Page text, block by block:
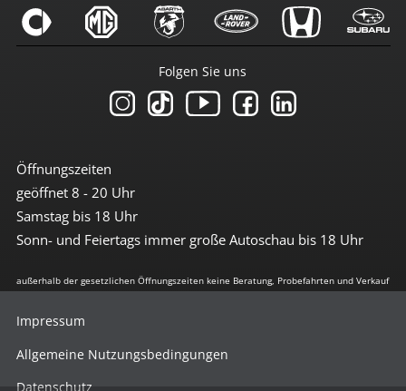
Öffnungszeiten
geöffnet 8 - 20 Uhr
Samstag bis 18 Uhr
Sonn- und Feiertags immer große Autoschau bis 18 Uhr
Folgen Sie uns
außerhalb der gesetzlichen Öffnungszeiten keine Beratung, Probefahrten und Verkauf
Impressum
Allgemeine Nutzungsbedingungen
Datenschutz